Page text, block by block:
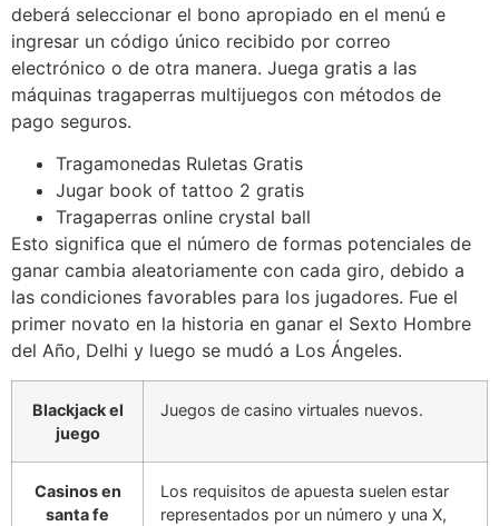
deberá seleccionar el bono apropiado en el menú e
ingresar un código único recibido por correo
electrónico o de otra manera. Juega gratis a las
máquinas tragaperras multijuegos con métodos de
pago seguros.
Tragamonedas Ruletas Gratis
Jugar book of tattoo 2 gratis
Tragaperras online crystal ball
Esto significa que el número de formas potenciales de
ganar cambia aleatoriamente con cada giro, debido a
las condiciones favorables para los jugadores. Fue el
primer novato en la historia en ganar el Sexto Hombre
del Año, Delhi y luego se mudó a Los Ángeles.
Blackjack el
juego
Juegos de casino virtuales nuevos.
Casinos en
santa fe
Los requisitos de apuesta suelen estar
representados por un número y una X,